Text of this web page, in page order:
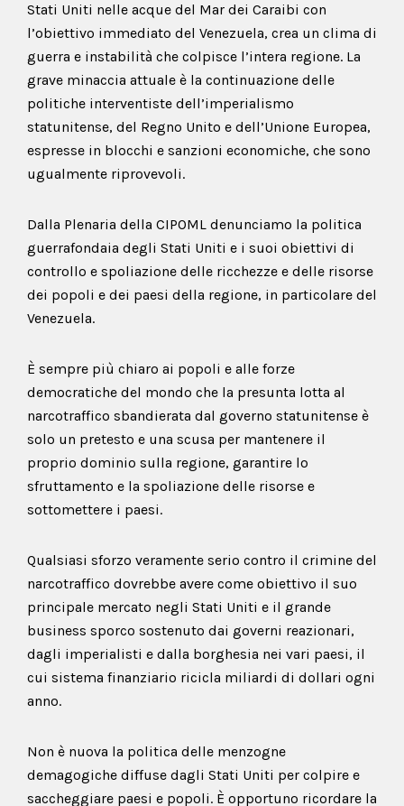
Stati Uniti nelle acque del Mar dei Caraibi con
l’obiettivo immediato del Venezuela, crea un clima di
guerra e instabilità che colpisce l’intera regione. La
grave minaccia attuale è la continuazione delle
politiche interventiste dell’imperialismo
statunitense, del Regno Unito e dell’Unione Europea,
espresse in blocchi e sanzioni economiche, che sono
ugualmente riprovevoli.
Dalla Plenaria della CIPOML denunciamo la politica
guerrafondaia degli Stati Uniti e i suoi obiettivi di
controllo e spoliazione delle ricchezze e delle risorse
dei popoli e dei paesi della regione, in particolare del
Venezuela.
È sempre più chiaro ai popoli e alle forze
democratiche del mondo che la presunta lotta al
narcotraffico sbandierata dal governo statunitense è
solo un pretesto e una scusa per mantenere il
proprio dominio sulla regione, garantire lo
sfruttamento e la spoliazione delle risorse e
sottomettere i paesi.
Qualsiasi sforzo veramente serio contro il crimine del
narcotraffico dovrebbe avere come obiettivo il suo
principale mercato negli Stati Uniti e il grande
business sporco sostenuto dai governi reazionari,
dagli imperialisti e dalla borghesia nei vari paesi, il
cui sistema finanziario ricicla miliardi di dollari ogni
anno.
Non è nuova la politica delle menzogne
demagogiche diffuse dagli Stati Uniti per colpire e
saccheggiare paesi e popoli. È opportuno ricordare la